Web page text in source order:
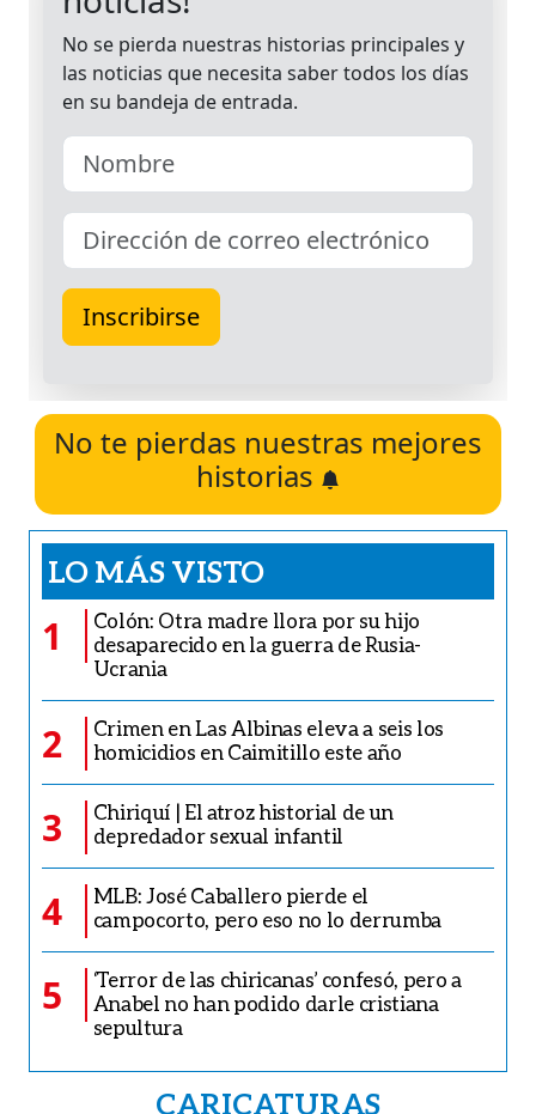
No te pierdas nuestras mejores
historias
LO MÁS VISTO
1
Colón: Otra madre llora por su hijo
desaparecido en la guerra de Rusia-
Ucrania
2
Crimen en Las Albinas eleva a seis los
homicidios en Caimitillo este año
3
Chiriquí | El atroz historial de un
depredador sexual infantil
4
MLB: José Caballero pierde el
campocorto, pero eso no lo derrumba
5
‘Terror de las chiricanas’ confesó, pero a
Anabel no han podido darle cristiana
sepultura
CARICATURAS